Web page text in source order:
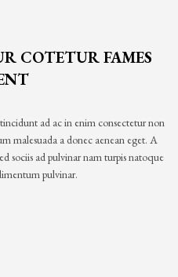
COTETUR FAMES
ad ac in enim consectetur non
malesuada a donec aenean eget. A
sociis ad pulvinar nam turpis natoque
pulvinar.